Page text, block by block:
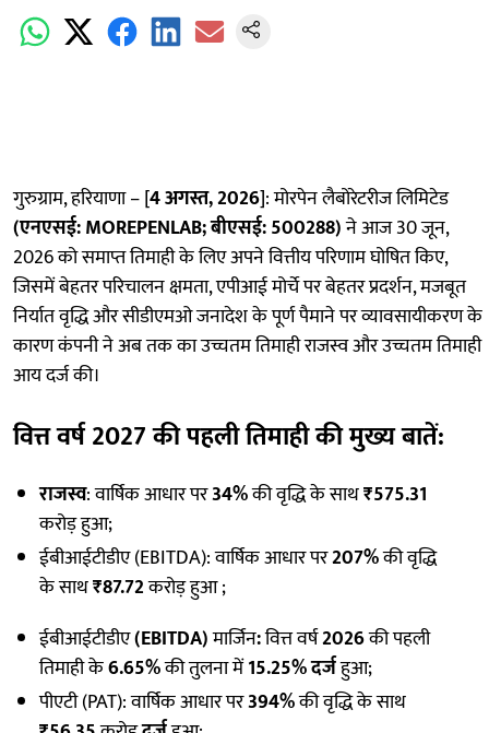
गुरुग्राम, हरियाणा – [4 अगस्त, 2026]: मोरपेन लैबोरेटरीज लिमिटेड
(एनएसई:MOREPENLAB; बीएसई: 500288)ने आज 30 जून,
2026 को समाप्त तिमाही के लिए अपने वित्तीय परिणाम घोषित किए,
जिसमें बेहतर परिचालन क्षमता, एपीआई मोर्चे पर बेहतर प्रदर्शन, मजबूत
निर्यात वृद्धि और सीडीएमओ जनादेश के पूर्ण पैमाने पर व्यावसायीकरण के
कारण कंपनी ने अब तक का उच्चतम तिमाही राजस्व और उच्चतम तिमाही
आय दर्ज की।
वित्त वर्ष 2027 की पहली तिमाही की मुख्य बातें:
राजस्व: वार्षिक आधार पर34%की वृद्धि के साथ₹575.31
करोड़ हुआ;
ईबीआईटीडीए (EBITDA): वार्षिक आधार पर207%की वृद्धि
के साथ₹87.72करोड़ हुआ ;
ईबीआईटीडीए(EBITDA)मार्जिन:वित्त वर्ष2026की पहली
तिमाही के6.65%की तुलना में15.25% दर्जहुआ;
पीएटी (PAT): वार्षिक आधार पर394%की वृद्धि के साथ